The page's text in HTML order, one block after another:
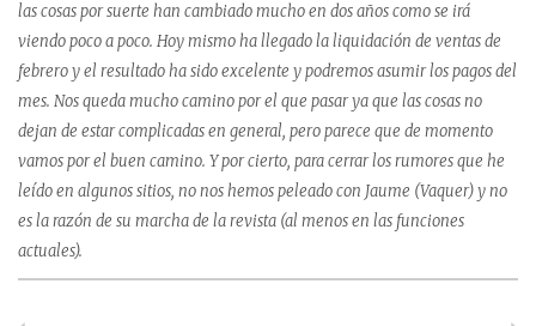
las cosas por suerte han cambiado mucho en dos años como se irá
viendo poco a poco. Hoy mismo ha llegado la liquidación de ventas de
febrero y el resultado ha sido excelente y podremos asumir los pagos del
mes. Nos queda mucho camino por el que pasar ya que las cosas no
dejan de estar complicadas en general, pero parece que de momento
vamos por el buen camino. Y por cierto, para cerrar los rumores que he
leído en algunos sitios, no nos hemos peleado con Jaume (Vaquer) y no
es la razón de su marcha de la revista (al menos en las funciones
actuales).